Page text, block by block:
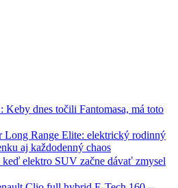
Keby dnes točili Fantomasa, má toto
Long Range Elite: elektrický rodinný
aj každodenný chaos
elektro SUV začne dávať zmysel